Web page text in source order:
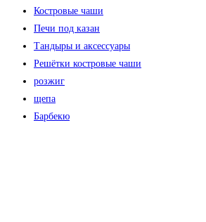
Костровые чаши
Печи под казан
Тандыры и аксессуары
Решётки костровые чаши
розжиг
щепа
Барбекю